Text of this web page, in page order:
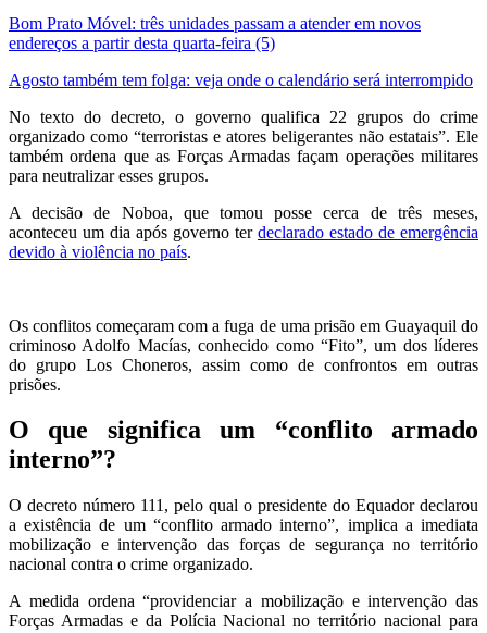
Bom Prato Móvel: três unidades passam a atender em novos
endereços a partir desta quarta-feira (5)
Agosto também tem folga: veja onde o calendário será interrompido
No texto do decreto, o governo qualifica 22 grupos do crime
organizado como “terroristas e atores beligerantes não estatais”. Ele
também ordena que as Forças Armadas façam operações militares
para neutralizar esses grupos.
A decisão de Noboa, que tomou posse cerca de três meses,
aconteceu um dia após governo ter declarado estado de emergência
devido à violência no país.
Os conflitos começaram com a fuga de uma prisão em Guayaquil do
criminoso Adolfo Macías, conhecido como “Fito”, um dos líderes
do grupo Los Choneros, assim como de confrontos em outras
prisões.
O que significa um “conflito armado
interno”?
O decreto número 111, pelo qual o presidente do Equador declarou
a existência de um “conflito armado interno”, implica a imediata
mobilização e intervenção das forças de segurança no território
nacional contra o crime organizado.
A medida ordena “providenciar a mobilização e intervenção das
Forças Armadas e da Polícia Nacional no território nacional para